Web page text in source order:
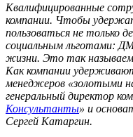
Квалифицированные
компании. Чтобы
пользоваться не только
социальным льготами:
жизни. Это так
Как компании
менеджеров «золотыми
генеральный директор
Консультанты» и
Сергей Катаргин.